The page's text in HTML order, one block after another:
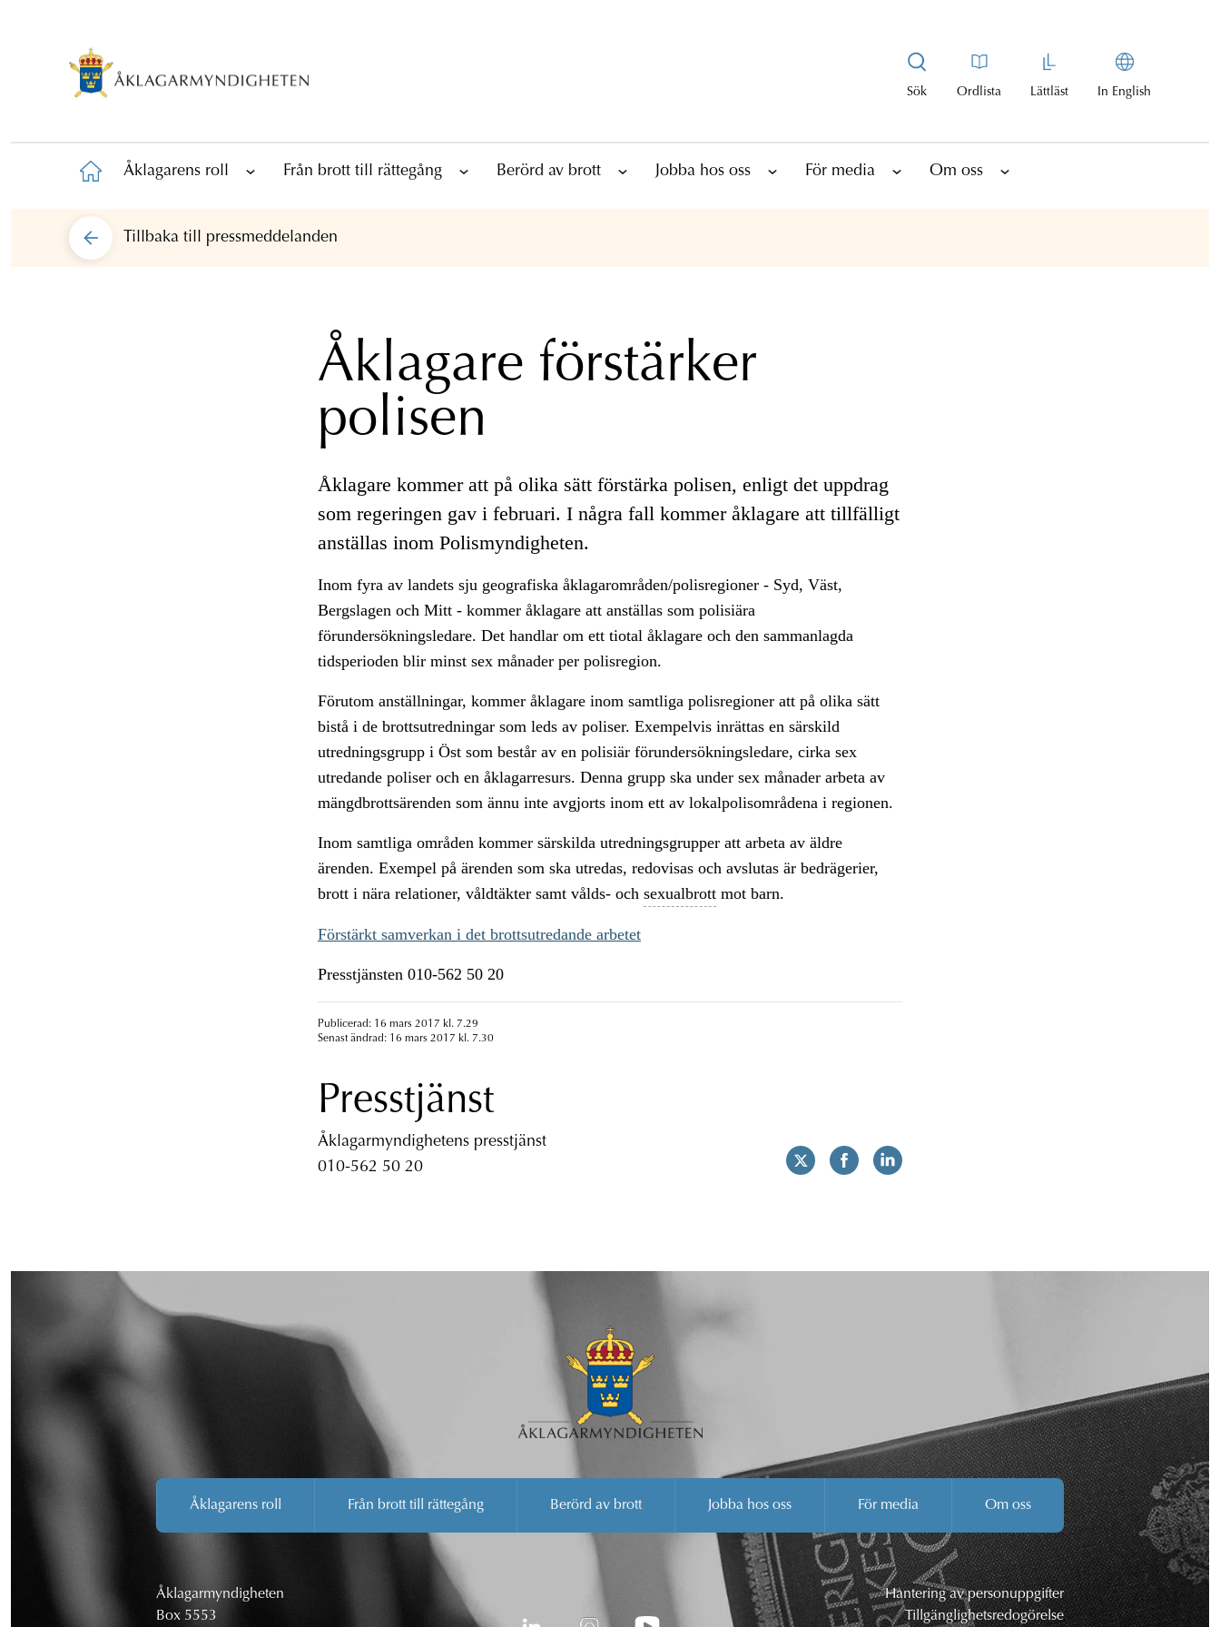
Sök Ordlista Lättläst In English
Åklagarens roll Från brott till rättegång Berörd av brott Jobba hos oss För media Om oss
Tillbaka till pressmeddelanden
Åklagare förstärker
polisen
Åklagare kommer att på olika sätt förstärka polisen, enligt det uppdrag
som regeringen gav i februari. I några fall kommer åklagare att tillfälligt
anställas inom Polismyndigheten.
Inom fyra av landets sju geografiska åklagarområden/polisregioner - Syd, Väst,
Bergslagen och Mitt - kommer åklagare att anställas som polisiära
förundersökningsledare. Det handlar om ett tiotal åklagare och den sammanlagda
tidsperioden blir minst sex månader per polisregion.
Förutom anställningar, kommer åklagare inom samtliga polisregioner att på olika sätt
bistå i de brottsutredningar som leds av poliser. Exempelvis inrättas en särskild
utredningsgrupp i Öst som består av en polisiär förundersökningsledare, cirka sex
utredande poliser och en åklagarresurs. Denna grupp ska under sex månader arbeta av
mängdbrottsärenden som ännu inte avgjorts inom ett av lokalpolisområdena i regionen.
Inom samtliga områden kommer särskilda utredningsgrupper att arbeta av äldre
ärenden. Exempel på ärenden som ska utredas, redovisas och avslutas är bedrägerier,
brott i nära relationer, våldtäkter samt vålds- och sexualbrottmot barn.
Förstärkt samverkan i det brottsutredande arbetet
Presstjänsten 010-562 50 20
Publicerad: 16 mars 2017 kl. 7.29
Senast ändrad: 16 mars 2017 kl. 7.30
Presstjänst
Åklagarmyndighetens presstjänst
010-562 50 20
Åklagarens roll Från brott till rättegång Berörd av brott Jobba hos oss För media Om oss
Åklagarmyndigheten
Box 5553
Hantering av personuppgifter
Tillgänglighetsredogörelse